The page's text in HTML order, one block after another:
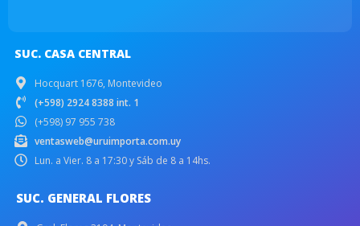
SUC. CASA CENTRAL
Hocquart 1676, Montevideo
(+598) 2924 8388 int. 1
(+598) 97 955 738
ventasweb@uruimporta.com.uy
Lun. a Vier. 8 a 17:30 y Sáb de 8 a 14hs.
SUC. GENERAL FLORES